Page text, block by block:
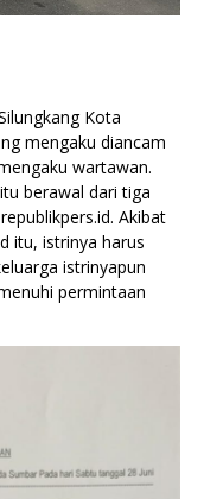
Kota
mengaku diancam
wartawan.
berawal dari tiga
Akibat
itu, istrinya harus
istrinyapun
permintaan